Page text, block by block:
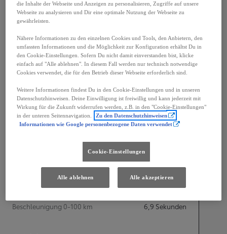
Länge
4 690 mm
Motorisierung
Beschleunigung 0-100 km
6,9 Sekunden
die Inhalte der Webseite und Anzeigen zu personalisieren, Zugriffe auf unsere
Webseite zu analysieren und Dir eine optimale Nutzung der Webseite zu
gewährleisten.
Nähere Informationen zu den einzelnen Cookies und Tools, den Anbietern, den
umfassten Informationen und die Möglichkeit zur Konfiguration erhältst Du in
den Cookie-Einstellungen. Sofern Du nicht damit einverstanden bist, klicke
einfach auf "Alle ablehnen". In diesem Fall werden nur technisch notwendige
Cookies verwendet, die für den Betrieb dieser Webseite erforderlich sind.
Weitere Informationen findest Du in den Cookie-Einstellungen und in unseren
Datenschutzhinweisen. Deine Einwilligung ist freiwillig und kann jederzeit mit
Wirkung für die Zukunft widerrufen werden, z.B. in den "Cookie-Einstellungen"
in der unteren Seitennavigation.
Zu den Datenschutzhinweisen
Informationen wie Google personenbezogene Daten verwendet
Cookie-Einstellungen
Alle ablehnen Alle akzeptieren